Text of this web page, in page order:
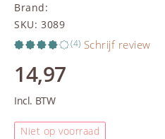
Brand:
SKU: 3089
(4) Schrijf review
14,97
Incl. BTW
Niet op voorraad